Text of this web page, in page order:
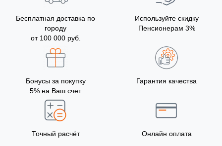
Бесплатная доставка по
городу
от 100 000 руб.
Используйте скидку
Пенсионерам 3%
Бонусы за покупку
5% на Ваш счет
Гарантия качества
Точный расчёт Онлайн оплата